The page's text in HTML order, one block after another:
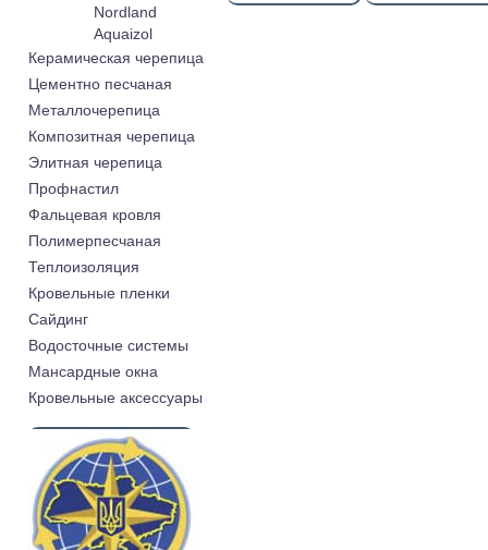
Nordland
Aquaizol
Керамическая черепица
Цементно песчаная
Металлочерепица
Композитная черепица
Элитная черепица
Профнастил
Фальцевая кровля
Полимерпесчаная
Теплоизоляция
Кровельные пленки
Cайдинг
Водосточные системы
Мансардные окна
Кровельные аксессуары